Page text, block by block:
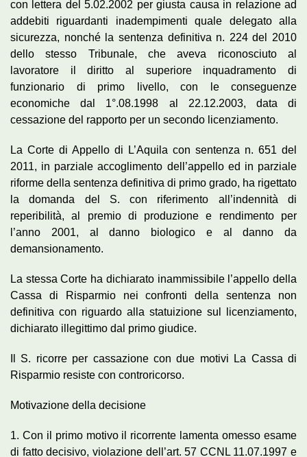
con lettera del 5.02.2002 per giusta causa in relazione ad
addebiti riguardanti inadempimenti quale delegato alla
sicurezza, nonché la sentenza definitiva n. 224 del 2010
dello stesso Tribunale, che aveva riconosciuto al
lavoratore il diritto al superiore inquadramento di
funzionario di primo livello, con le conseguenze
economiche dal 1°.08.1998 al 22.12.2003, data di
cessazione del rapporto per un secondo licenziamento.
La Corte di Appello di L’Aquila con sentenza n. 651 del
2011, in parziale accoglimento dell’appello ed in parziale
riforme della sentenza definitiva di primo grado, ha rigettato
la domanda del S. con riferimento all’indennità di
reperibilità, al premio di produzione e rendimento per
l’anno 2001, al danno biologico e al danno da
demansionamento.
La stessa Corte ha dichiarato inammissibile l’appello della
Cassa di Risparmio nei confronti della sentenza non
definitiva con riguardo alla statuizione sul licenziamento,
dichiarato illegittimo dal primo giudice.
Il S. ricorre per cassazione con due motivi La Cassa di
Risparmio resiste con controricorso.
Motivazione della decisione
1. Con il primo motivo il ricorrente lamenta omesso esame
di fatto decisivo, violazione dell’art. 57 CCNL 11.07.1997 e